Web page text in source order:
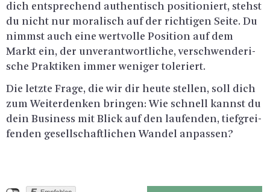
dich ent­spre­chend au­then­tisch po­si­tio­niert, stehst
du nicht nur mo­ra­lisch auf der rich­ti­gen Seite. Du
nimmst auch eine wert­vol­le Po­si­ti­on auf dem
Markt ein, der un­ver­ant­wort­li­che, ver­schwen­de­ri­
sche Prak­ti­ken immer we­ni­ger to­le­riert.
Die letz­te Frage, die wir dir heute stel­len, soll dich
zum Wei­ter­den­ken brin­gen: Wie schnell kannst du
dein Busi­ness mit Blick auf den lau­fen­den, tief­grei­
fen­den ge­sell­schaft­li­chen Wan­del an­pas­sen?